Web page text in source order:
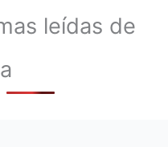
leídas de